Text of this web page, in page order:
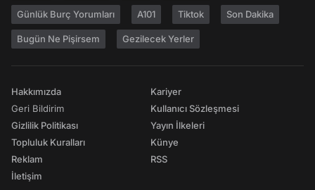
Günlük Burç Yorumları A101 Tiktok Son Dakika
Bugün Ne Pişirsem Gezilecek Yerler
Hakkımızda
Geri Bildirim
Gizlilik Politikası
Topluluk Kuralları
Reklam
İletişim
Kariyer
Kullanıcı Sözleşmesi
Yayın İlkeleri
Künye
RSS